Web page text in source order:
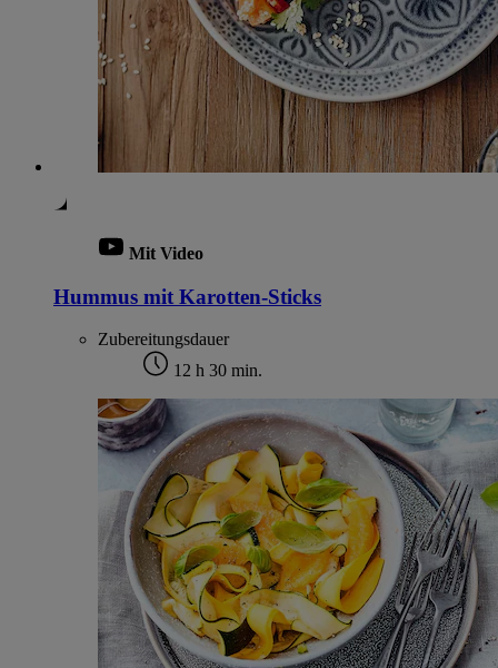
Mit Video
Hummus mit Karotten-Sticks
Zubereitungsdauer
12 h 30 min.